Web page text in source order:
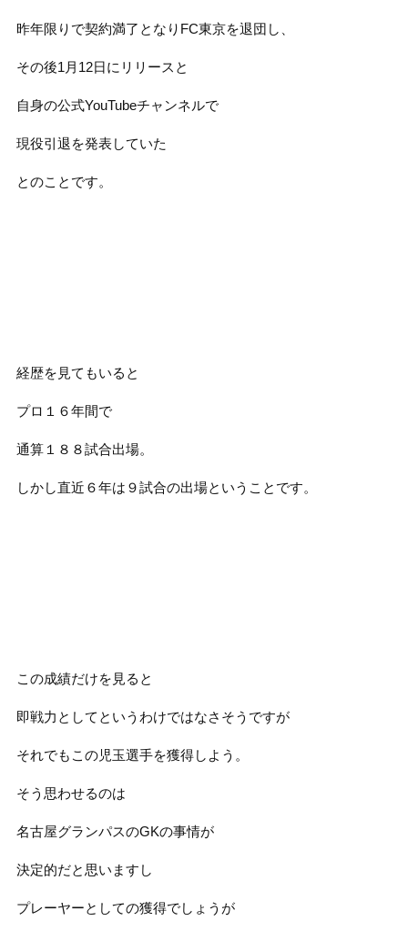
昨年限りで契約満了となりFC東京を退団し、
その後1月12日にリリースと
自身の公式YouTubeチャンネルで
現役引退を発表していた
とのことです。
経歴を見てもいると
プロ１６年間で
通算１８８試合出場。
しかし直近６年は９試合の出場ということです。
この成績だけを見ると
即戦力としてというわけではなさそうですが
それでもこの児玉選手を獲得しよう。
そう思わせるのは
名古屋グランパスのGKの事情が
決定的だと思いますし
プレーヤーとしての獲得でしょうが